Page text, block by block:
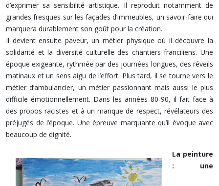
d’exprimer sa sensibilité artistique. Il reproduit notamment de
grandes fresques sur les façades d’immeubles, un savoir-faire qui
marquera durablement son goût pour la création.
Il devient ensuite paveur, un métier physique où il découvre la
solidarité et la diversité culturelle des chantiers franciliens. Une
époque exigeante, rythmée par des journées longues, des réveils
matinaux et un sens aigu de l’effort. Plus tard, il se tourne vers le
métier d’ambulancier, un métier passionnant mais aussi le plus
difficile émotionnellement. Dans les années 80-90, il fait face à
des propos racistes et à un manque de respect, révélateurs des
préjugés de l’époque. Une épreuve marquante qu’il évoque avec
beaucoup de dignité.
La peinture
: une